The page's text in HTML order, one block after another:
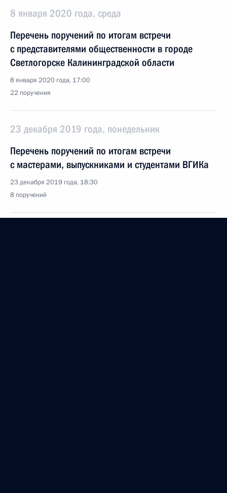
8 января 2020 года, среда
Перечень поручений по итогам встречи
с представителями общественности в городе
Светлогорске Калининградской области
8 января 2020 года, 17:00
22 поручения
23 декабря 2019 года, понедельник
Перечень поручений по итогам встречи
с мастерами, выпускниками и студентами ВГИКа
23 декабря 2019 года, 18:30
8 поручений